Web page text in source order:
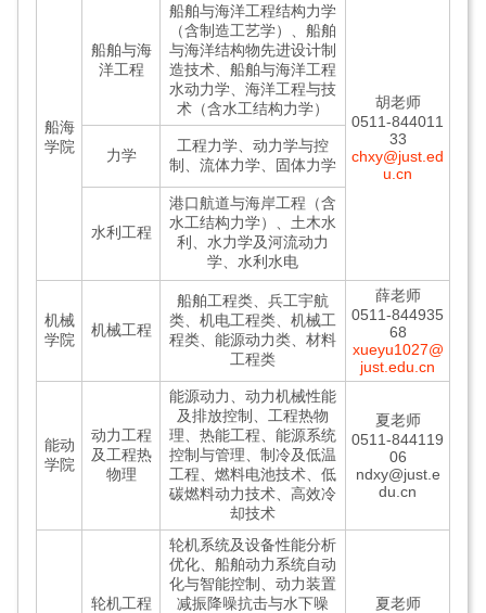
船海
学院
船舶与海
洋工程
船舶与海洋工程结构力学
（含制造工艺学）、船舶
与海洋结构物先进设计制
造技术、船舶与海洋工程
水动力学、海洋工程与技
术（含水工结构力学）
胡老师
0511-844011
33
chxy@just.ed
u.cn
力学
工程力学、动力学与控
制、流体力学、固体力学
水利工程
港口航道与海岸工程（含
水工结构力学）、土木水
利、水力学及河流动力
学、水利水电
机械
学院
机械工程
船舶工程类、兵工宇航
类、机电工程类、机械工
程类、能源动力类、材料
工程类
薛老师
0511-844935
68
xueyu1027@
just.edu.cn
能动
学院
动力工程
及工程热
物理
能源动力、动力机械性能
及排放控制、工程热物
理、热能工程、能源系统
控制与管理、制冷及低温
工程、燃料电池技术、低
碳燃料动力技术、高效冷
却技术
夏老师
0511-844119
06
ndxy@just.e
du.cn
轮机工程
轮机系统及设备性能分析
优化、船舶动力系统自动
化与智能控制、动力装置
减振降噪抗击与水下噪
夏老师